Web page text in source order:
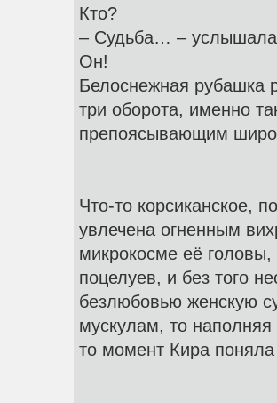
Кто?
– Судьба… – услышала
Он!
Белоснежная рубашка
три оборота, именно
препоясывающим
Что-то корсиканское,
увлечена огненным
микрокосме её
поцелуев, и без того
безлюбовью женскую
мускулам, то
то момент Кира